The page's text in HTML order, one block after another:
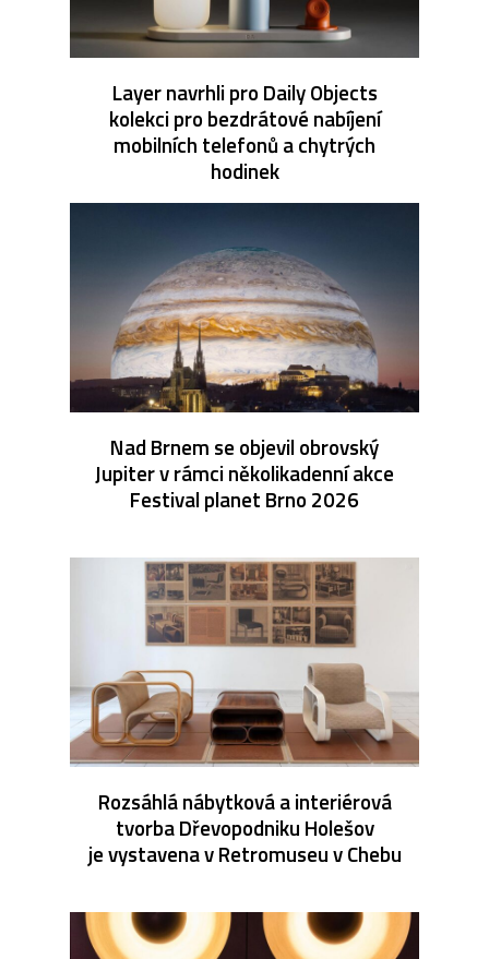
Layer navrhli pro Daily Objects
kolekci pro bezdrátové nabíjení
mobilních telefonů a chytrých
hodinek
Nad Brnem se objevil obrovský
Jupiter v rámci několikadenní akce
Festival planet Brno 2026
Rozsáhlá nábytková a interiérová
tvorba Dřevopodniku Holešov
je vystavena v Retromuseu v Chebu